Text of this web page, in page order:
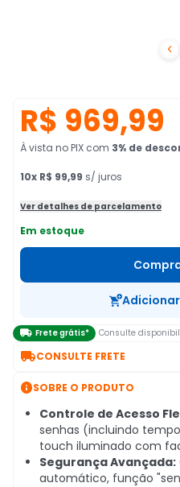

R$ 969,99
À vista no PIX com 3% de
10x R$ 99,99 s/ juros
Ver detalhes de parcelamento
Em estoque
 Frete grátis* Consulte
CONSULTE FRETE
SOBRE O PRODUTO
Controle de Acesso
senhas (incluindo
touch iluminado com
Segurança Avançada:
automático, função